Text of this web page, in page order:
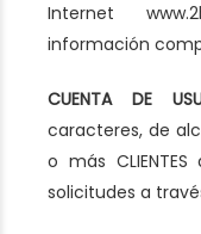
Internet
información
CUENTA DE
caracteres, de
o más
solicitudes a